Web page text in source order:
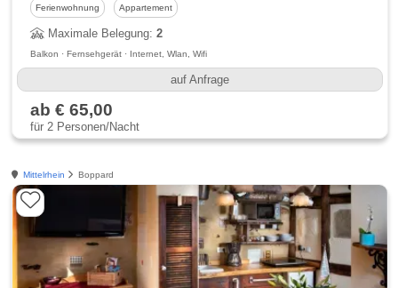
Ferienwohnung Appartement
Maximale Belegung:2
Balkon · Fernsehgerät · Internet, Wlan, Wifi
auf Anfrage
ab € 65,00
für 2 Personen/Nacht
Mittelrhein Boppard